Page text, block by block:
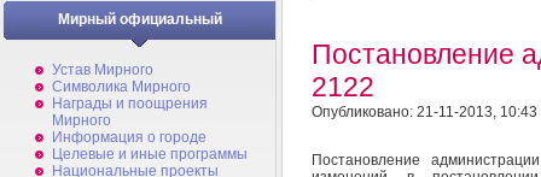
Мирный официальный
Устав Мирного
Символика Мирного
Награды и поощрения
Мирного
Информация о городе
Целевые и иные программы
Национальные проекты
Постановление
2122
Опубликовано: 21-11-2013, 10:43
Постановление